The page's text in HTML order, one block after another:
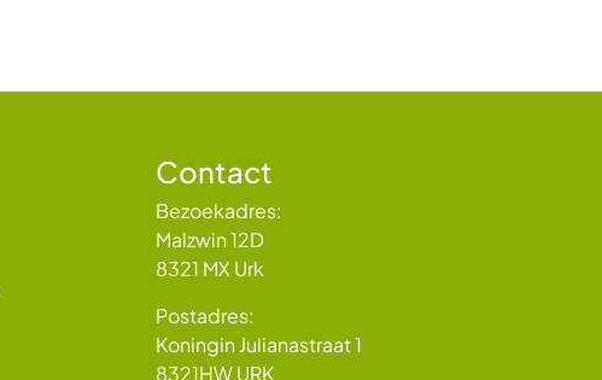
Contact
Bezoekadres:
Malzwin 12D
8321 MX Urk
Postadres:
Koningin Julianastraat 1
8321HW URK